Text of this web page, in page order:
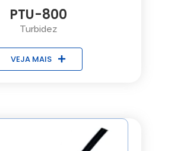
PTU-800
Turbidez
VEJA MAIS